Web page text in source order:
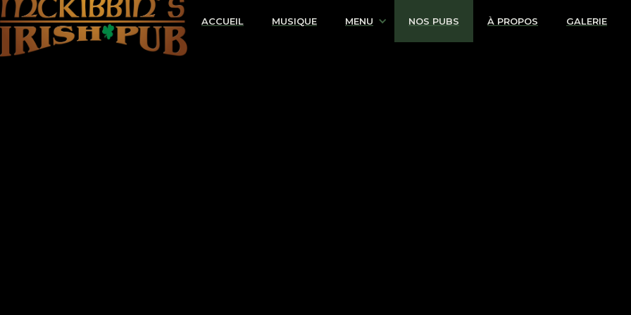
ACCUEIL MUSIQUE MENU NOS PUBS À PROPOS GALERIE